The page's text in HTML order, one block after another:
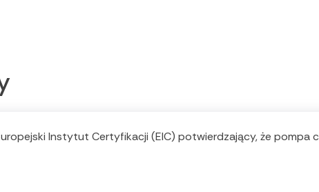
Instytut Certyfikacji (EIC) potwierdzający, że pompa